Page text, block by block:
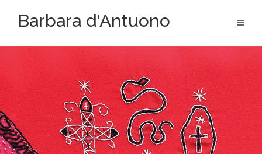
Barbara d'Antuono